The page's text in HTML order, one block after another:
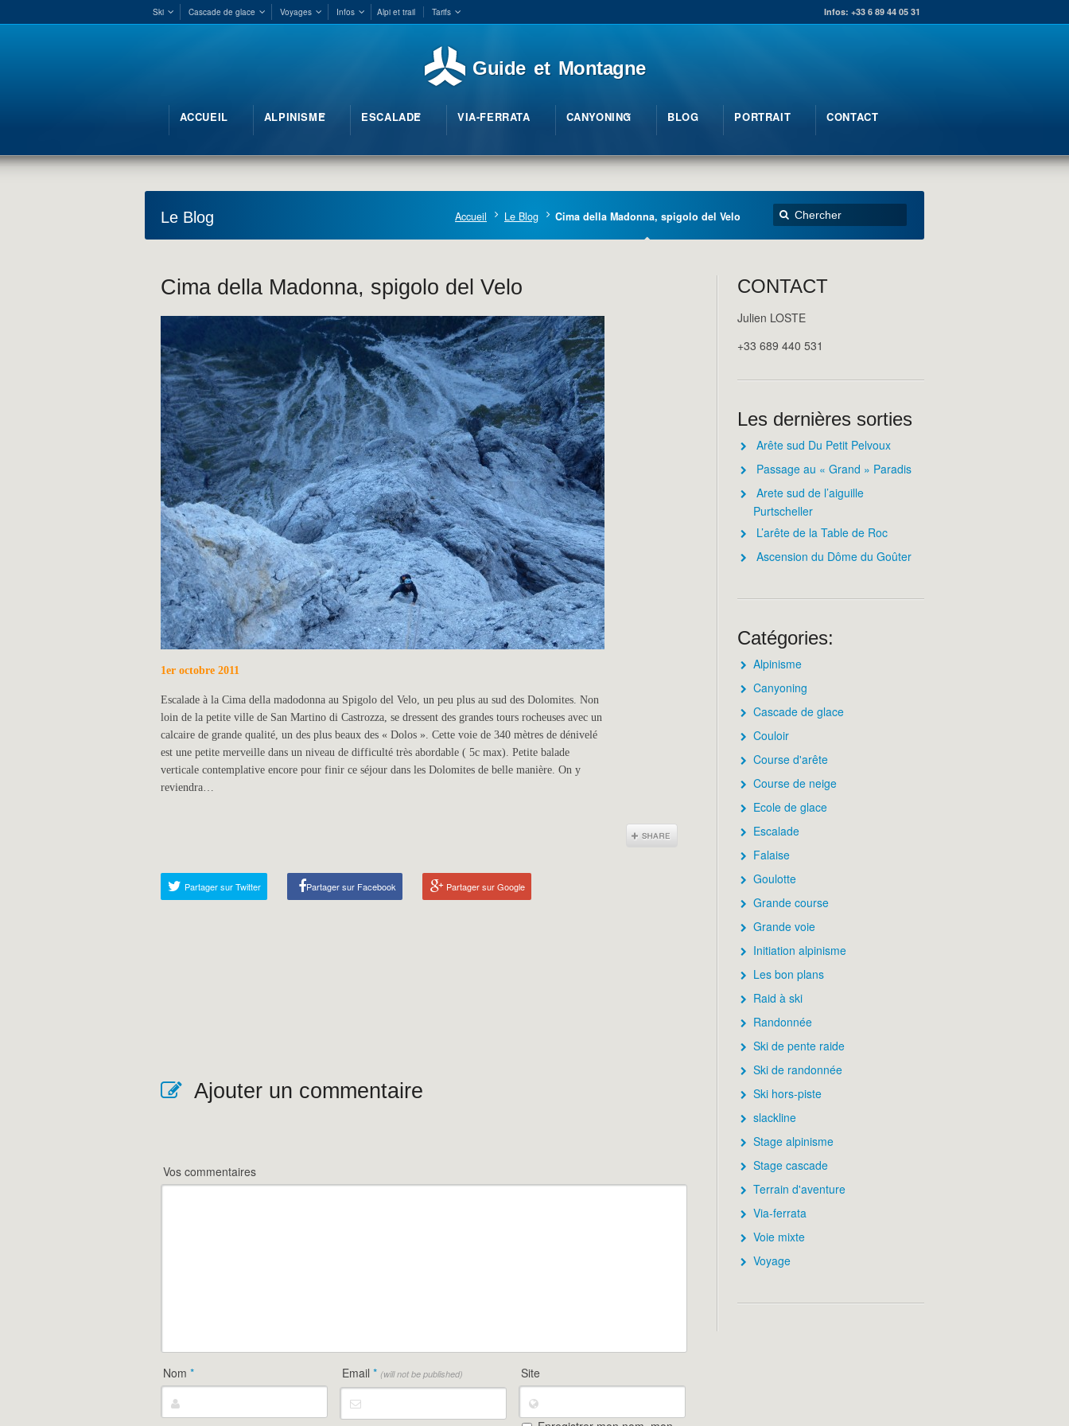
Ski Cascade de glace Voyages Infos Alpi et trail Tarifs Infos: +33 6 89 44 05 31
Guide et Montagne
ACCUEIL ALPINISME ESCALADE VIA-FERRATA CANYONING BLOG PORTRAIT CONTACT
Le Blog Accueil Le Blog Cima della Madonna, spigolo del Velo
Cima della Madonna, spigolo del Velo
1er octobre 2011
Escalade à la Cima della madodonna au Spigolo del Velo, un peu plus au sud des Dolomites. Non
loin de la petite ville de San Martino di Castrozza, se dressent des grandes tours rocheuses avec un
calcaire de grande qualité, un des plus beaux des « Dolos ». Cette voie de 340 mètres de dénivelé
est une petite merveille dans un niveau de difficulté très abordable ( 5c max). Petite balade
verticale contemplative encore pour finir ce séjour dans les Dolomites de belle manière. On y
reviendra…
Partager sur Twitter Partager sur Facebook Partager sur Google
Ajouter un commentaire
Vos commentaires
Nom * Email * (will not be published) Site
CONTACT
Julien LOSTE
+33 689 440 531
Les dernières sorties
Arête sud Du Petit Pelvoux
Passage au « Grand » Paradis
Arete sud de l’aiguille
Purtscheller
L’arête de la Table de Roc
Ascension du Dôme du Goûter
Catégories:
Alpinisme
Canyoning
Cascade de glace
Couloir
Course d'arête
Course de neige
Ecole de glace
Escalade
Falaise
Goulotte
Grande course
Grande voie
Initiation alpinisme
Les bon plans
Raid à ski
Randonnée
Ski de pente raide
Ski de randonnée
Ski hors-piste
slackline
Stage alpinisme
Stage cascade
Terrain d'aventure
Via-ferrata
Voie mixte
Voyage